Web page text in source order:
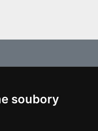
soubory
jarní sezona.
prodejna zavřena a